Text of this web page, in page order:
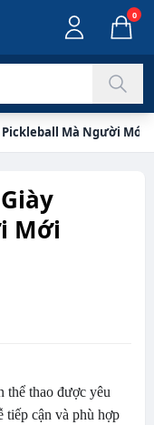
0
Pickleball Mà Người Mới
Mới
thể thao được yêu
cận và phù hợp